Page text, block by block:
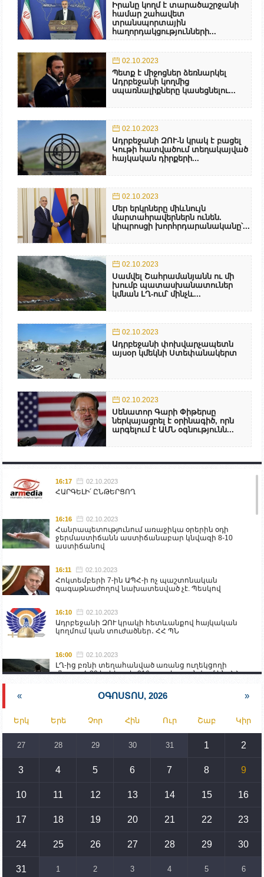
Իրանը կողմ է տարածաշրջանի
համար շահավետ
տրանսպորտային
հաղորդակցությունների...
02.10.2023
Պետք է միջոցներ ձեռնարկել
Ադրբեջանի կողմից
սպառնալիքները կասեցնելու...
02.10.2023
Ադրբեջանի ԶՈՒ-ն կրակ է բացել
Կութի հատվածում տեղակայված
հայկական դիրքերի...
02.10.2023
Մեր երկրները միևնույն
մարտահրավերներն ունեն.
կիպրոսցի խորհրդարանականը՝...
02.10.2023
Սամվել Շահրամանյանն ու մի
խումբ պատասխանատուներ
կմնան ԼՂ-ում՝ մինչև...
02.10.2023
Ադրբեջանի փոխվարչապետն
այսօր կմեկնի Ստեփանակերտ
02.10.2023
Սենատոր Գարի Փիթերսը
ներկայացրել է օրինագիծ, որն
արգելում է ԱՄՆ օգնությունն...
16:17 02.10.2023
ՀԱՐԳԵԼԻ՛ ԸՆԹԵՐՑՈՂ
16:16 02.10.2023
Հանրապետությունում առաջիկա օրերին օդի
ջերմաստիճանն աստիճանաբար կնվազի 8-10
աստիճանով
16:11 02.10.2023
Հոկտեմբերի 7-ին ԱՊՀ-ի ոչ պաշտոնական
գագաթնաժողով նախատեսված չէ. Պեսկով
16:10 02.10.2023
Ադրբեջանի ԶՈՒ կրակի հետևանքով հայկական
կողմում կան տուժածներ․ ՀՀ ՊՆ
16:00 02.10.2023
ԼՂ-ից բռնի տեղահանված առանց ուղեկցողի
մնացած 20 երեխա և 216 տարեց գտնվում են ՀՀ
նախարարության հոգածության ներքո
Իրանը կողմ է տարածաշրջանի համար շահավետ
տրանսպորտային հաղորդակցությունների
զարգացմանը, սակայն ոչ՝ միջազգային
սահմանների փոփոխությանը
15:10 02.10.2023
սպառնալիքները կասեցնելու համար. իսպանացի
պատգամավորը Գորիսում է
14:54 02.10.2023
տեղակայված հայկական դիրքերի անձնակազմի
« ՕԳՈՍՏՈՍ, 2026 »
Երկ Երե Չոր Հին Ուր Շաբ Կիր
27 28 29 30 31 1 2
3 4 5 6 7 8 9
10 11 12 13 14 15 16
17 18 19 20 21 22 23
24 25 26 27 28 29 30
31 1 2 3 4 5 6